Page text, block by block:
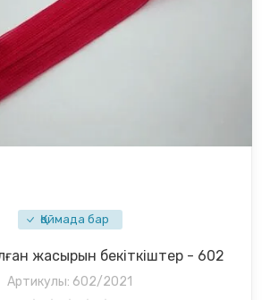
Қоймада бар
жасырын бекіткіштер - 602
Артикулы: 602/2021